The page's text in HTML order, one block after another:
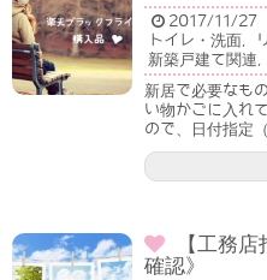
2017/11/27
トイレ・洗面,
新築戸建て関連,
新居で必要なも
い物かごに入れ
ので、日付指定
【工務
確認》